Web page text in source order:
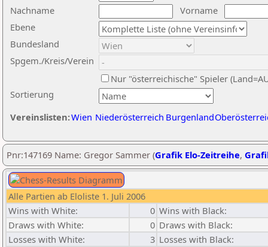
Nachname
Vorname
Ebene
Sortierung
Bundesland
Spgem./Kreis/Verein
Nur "österreichische" Spieler
Vereinslisten:Wien Niederösterreich Burgenland
Pnr:147169 Name: Gregor Sammer (Grafik Elo-Zeitreihe,
Alle Partien ab Eloliste 1. Juli 2006
Wins with White:
0 Wins with Black:
Draws with White:
0 Draws with Black:
Losses with White:
3 Losses with Black: